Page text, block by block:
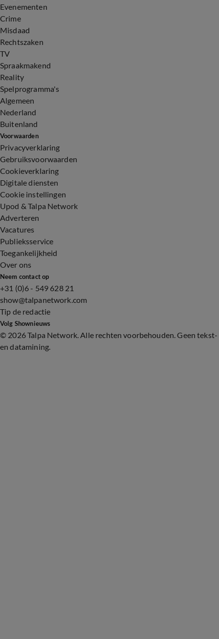
Evenementen
Crime
Misdaad
Rechtszaken
TV
Spraakmakend
Reality
Spelprogramma's
Algemeen
Nederland
Buitenland
Voorwaarden
Privacyverklaring
Gebruiksvoorwaarden
Cookieverklaring
Digitale diensten
Cookie instellingen
Upod & Talpa Network
Adverteren
Vacatures
Publieksservice
Toegankelijkheid
Over ons
Neem contact op
+31 (0)6 - 549 628 21
show@talpanetwork.com
Tip de redactie
Volg Shownieuws
© 2026 Talpa Network. Alle rechten voorbehouden. Geen tekst-
en datamining.